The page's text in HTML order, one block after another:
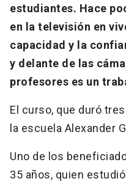
estudiantes. Hace
en la televisión en
capacidad y la
y delante de las
profesores es un
El curso, que duró
la escuela Alexander
Uno de los
35 años, quien